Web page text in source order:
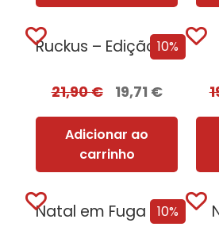
10%
Ruckus – Edição com EDGES
21,90€ 19,71 €
Adicionar ao
carrinho
10%
Natal em Fuga – Edição com EDGES